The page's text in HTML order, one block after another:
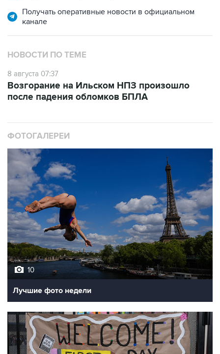
Получать оперативные новости в официальном
канале
НОВОСТИ ПО ТЕМЕ
8 августа 07:37
Возгорание на Ильском НПЗ произошло
после падения обломков БПЛА
ФОТОГАЛЕРЕИ
10
Лучшие фото недели